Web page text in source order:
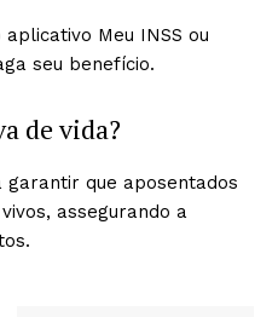
Meu INSS ou
seu benefício.
de vida?
que aposentados
assegurando a